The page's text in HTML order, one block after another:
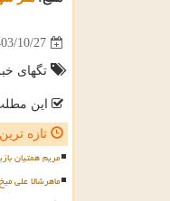
10/27
تگهای
این
تازه
مریم همتیان
ماهرشالا علی